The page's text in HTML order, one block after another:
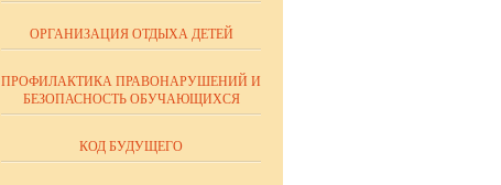
ОРГАНИЗАЦИЯ ОТДЫХА ДЕТЕЙ
ПРОФИЛАКТИКА ПРАВОНАРУШЕНИЙ И
БЕЗОПАСНОСТЬ ОБУЧАЮЩИХСЯ
КОД БУДУЩЕГО